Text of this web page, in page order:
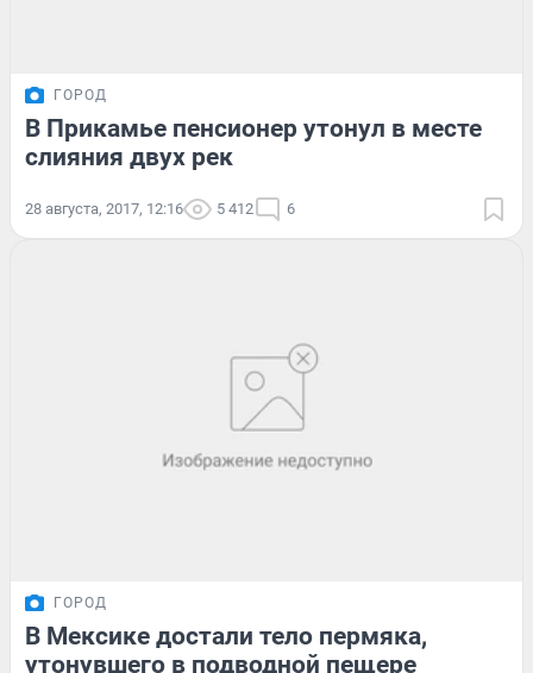
ГОРОД
В Прикамье пенсионер утонул в месте
слияния двух рек
28 августа, 2017, 12:16 5 412 6
ГОРОД
В Мексике достали тело пермяка,
утонувшего в подводной пещере